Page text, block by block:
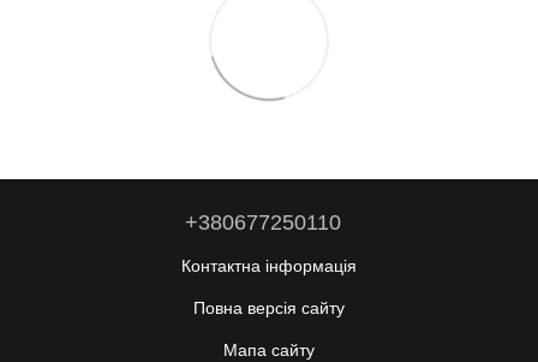
+380677250110
Контактна інформація
Повна версія сайту
Мапа сайту